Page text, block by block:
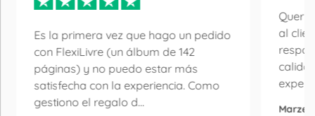
Es la primera vez que hago un pedido
con FlexiLivre (un álbum de 142
páginas) y no puedo estar más
satisfecha con la experiencia. Como
gestiono el regalo d...
al